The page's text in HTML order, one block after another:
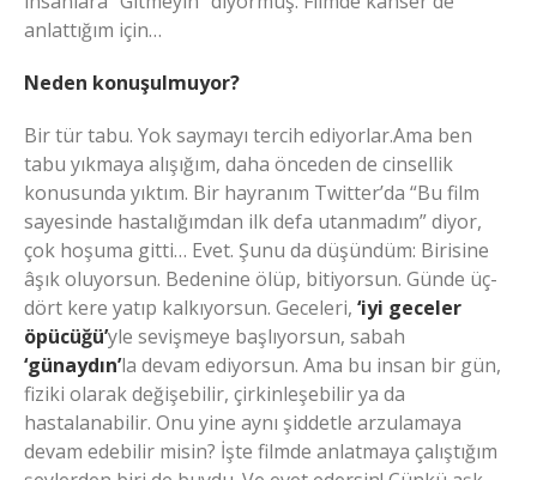
anlattığım için…
Neden konuşulmuyor?
Bir tür tabu. Yok saymayı tercih ediyorlar.Ama ben
tabu yıkmaya alışığım, daha önceden de cinsellik
konusunda yıktım. Bir hayranım Twitter’da “Bu film
sayesinde hastalığımdan ilk defa utanmadım” diyor,
çok hoşuma gitti… Evet. Şunu da düşündüm: Birisine
âşık oluyorsun. Bedenine ölüp, bitiyorsun. Günde üç-
dört kere yatıp kalkıyorsun. Geceleri, ‘iyi geceler
öpücüğü’yle sevişmeye başlıyorsun, sabah
‘günaydın’la devam ediyorsun. Ama bu insan bir gün,
fiziki olarak değişebilir, çirkinleşebilir ya da
hastalanabilir. Onu yine aynı şiddetle arzulamaya
devam edebilir misin? İşte filmde anlatmaya çalıştığım